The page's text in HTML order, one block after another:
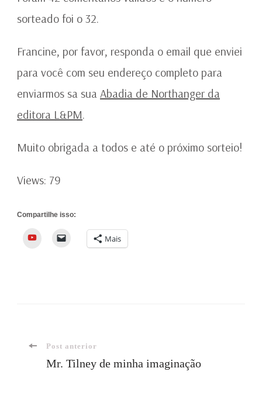
sorteado foi o 32.
Francine, por favor, responda o email que enviei
para você com seu endereço completo para
enviarmos sa sua Abadia de Northanger da
editora L&PM.
Muito obrigada a todos e até o próximo sorteio!
Views: 79
Compartilhe isso:
YouTube Mais
Navegação
Post anterior
Mr. Tilney de minha imaginação